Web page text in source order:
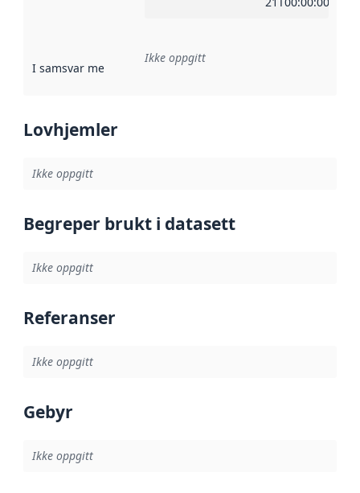
I samsvar med Referanse til en implementasjonsregel
Ikke oppgitt
Lovhjemler
Ikke oppgitt
Begreper brukt i datasett
Ikke oppgitt
Referanser
Ikke oppgitt
Gebyr
Ikke oppgitt